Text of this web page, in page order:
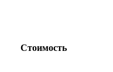
Стоимость